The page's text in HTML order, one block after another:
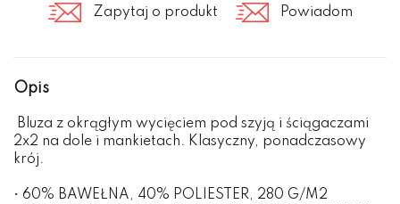
Zapytaj o produkt Powiadom
Opis
Bluza z okrągłym wycięciem pod szyją i ściągaczami
2x2 na dole i mankietach. Klasyczny, ponadczasowy
krój.
• 60% BAWEŁNA, 40% POLIESTER, 280 G/M2